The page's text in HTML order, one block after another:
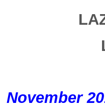
November